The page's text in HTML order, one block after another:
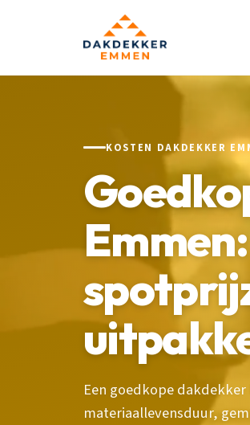
KOSTEN DAKDEKKER
Een goedkope
materiaallevensduur,